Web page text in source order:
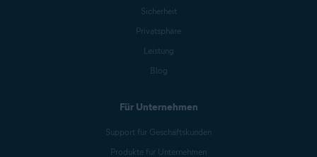
Sicherheit
Privatsphäre
Leistung
Blog
Für Unternehmen
Support für Geschäftskunden
Produkte für Unternehmen